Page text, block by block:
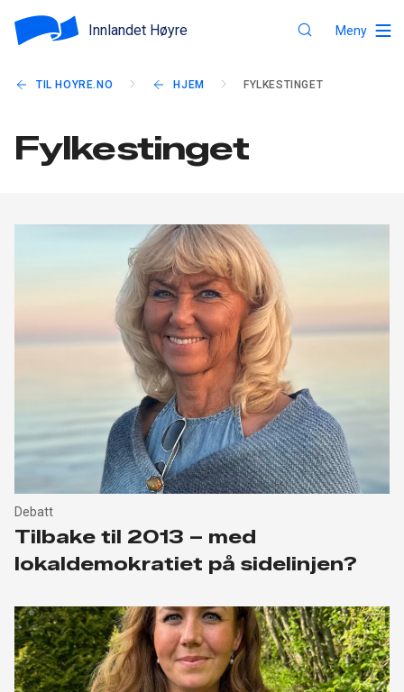
Innlandet Høyre Meny
TIL HOYRE.NO HJEM FYLKESTINGET
Fylkestinget
Debatt
Tilbake til 2013 – med
lokaldemokratiet på sidelinjen?